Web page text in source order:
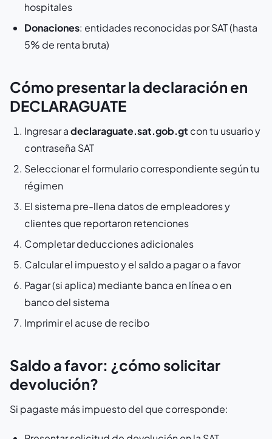
hospitales
Donaciones: entidades reconocidas por SAT (hasta
5% de renta bruta)
Cómo presentar la declaración en
DECLARAGUATE
Ingresar adeclaraguate.sat.gob.gt con tu usuario y
contraseña SAT
Seleccionar el formulario correspondiente según tu
régimen
El sistema pre-llena datos de empleadores y
clientes que reportaron retenciones
Completar deducciones adicionales
Calcular el impuesto y el saldo a pagar o a favor
Pagar (si aplica) mediante banca en línea o en
banco del sistema
Imprimir el acuse de recibo
Saldo a favor: ¿cómo solicitar
devolución?
Si pagaste más impuesto del que corresponde: